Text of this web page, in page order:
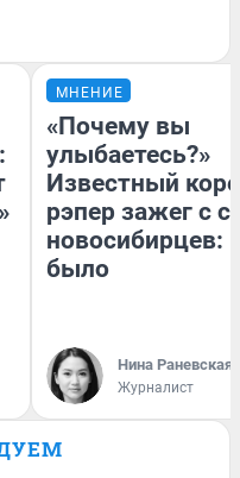
МНЕНИЕ
«Почему вы
улыбаетесь?»
Известный
рэпер зажег с
новосибирцев:
было
Нина Раневская
Журналист